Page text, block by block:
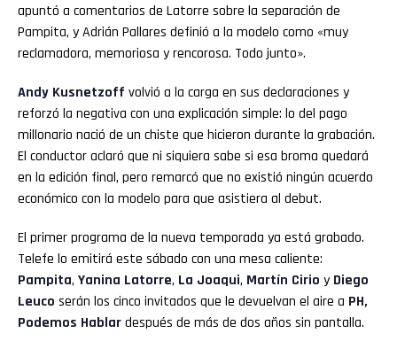
apuntó a comentarios de Latorre sobre la separación de
Pampita, y Adrián Pallares definió a la modelo como «muy
reclamadora, memoriosa y rencorosa. Todo junto».
Andy Kusnetzoff volvió a la carga en sus declaraciones y
reforzó la negativa con una explicación simple: lo del pago
millonario nació de un chiste que hicieron durante la grabación.
El conductor aclaró que ni siquiera sabe si esa broma quedará
en la edición final, pero remarcó que no existió ningún acuerdo
económico con la modelo para que asistiera al debut.
El primer programa de la nueva temporada ya está grabado.
Telefe lo emitirá este sábado con una mesa caliente:
Pampita, Yanina Latorre, La Joaqui, Martín Cirio y Diego
Leuco serán los cinco invitados que le devuelvan el aire a PH,
Podemos Hablardespués de más de dos años sin pantalla.